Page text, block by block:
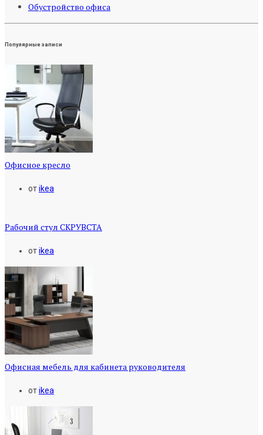
Обустройство офиса
Популярные записи
Офисное кресло
отikea
Рабочий стул СКРУВСТА
отikea
Офисная мебель для кабинета руководителя
отikea